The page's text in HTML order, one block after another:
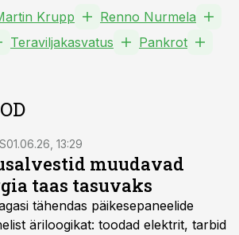
Krupp
Renno Nurmela
Teraviljakasvatus Pankrot
01.06.26, 13:29
muudavad
taas tasuvaks
tähendas päikesepaneelide
äriloogikat: toodad elektrit, tarbid